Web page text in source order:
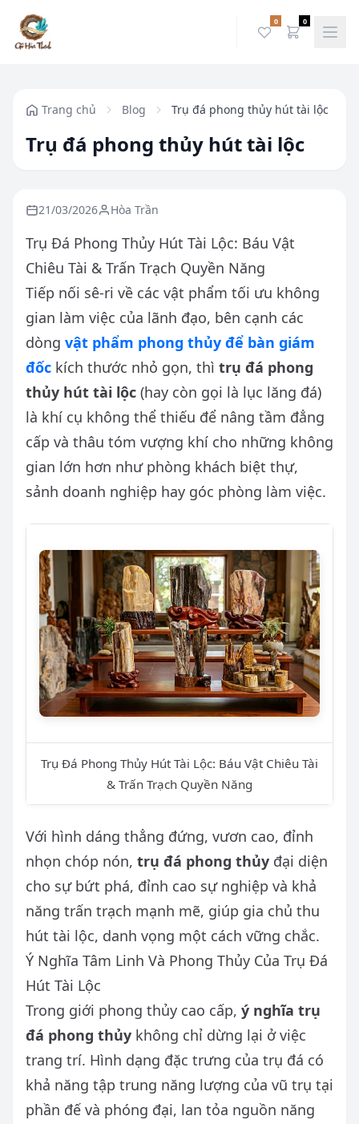
0 0
Trang chủ Blog Trụ đá phong thủy hút tài lộc
Trụ đá phong thủy hút tài lộc
21/03/2026 Hòa Trần
Trụ Đá Phong Thủy Hút Tài Lộc: Báu Vật
Chiêu Tài & Trấn Trạch Quyền Năng
Tiếp nối sê-ri về các vật phẩm tối ưu không
gian làm việc của lãnh đạo, bên cạnh các
dòng vật phẩm phong thủy để bàn giám
đốc kích thước nhỏ gọn, thì trụ đá phong
thủy hút tài lộc (hay còn gọi là lục lăng đá)
là khí cụ không thể thiếu để nâng tầm đẳng
cấp và thâu tóm vượng khí cho những không
gian lớn hơn như phòng khách biệt thự,
sảnh doanh nghiệp hay góc phòng làm việc.
Trụ Đá Phong Thủy Hút Tài Lộc: Báu Vật Chiêu Tài
& Trấn Trạch Quyền Năng
Với hình dáng thẳng đứng, vươn cao, đỉnh
nhọn chóp nón, trụ đá phong thủy đại diện
cho sự bứt phá, đỉnh cao sự nghiệp và khả
năng trấn trạch mạnh mẽ, giúp gia chủ thu
hút tài lộc, danh vọng một cách vững chắc.
Ý Nghĩa Tâm Linh Và Phong Thủy Của Trụ Đá
Hút Tài Lộc
Trong giới phong thủy cao cấp, ý nghĩa trụ
đá phong thủy không chỉ dừng lại ở việc
trang trí. Hình dạng đặc trưng của trụ đá có
khả năng tập trung năng lượng của vũ trụ tại
phần đế và phóng đại, lan tỏa nguồn năng